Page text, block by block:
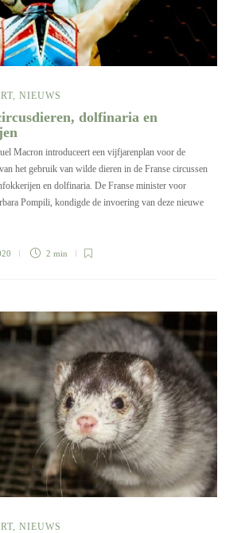
NIEUWS
dolfinaria en
Macron introduceert een vijfjarenplan voor de
het gebruik van wilde dieren in de Franse circussen
en dolfinaria. De Franse minister voor
Pompili, kondigde de invoering van deze nieuwe
2 min
NIEUWS